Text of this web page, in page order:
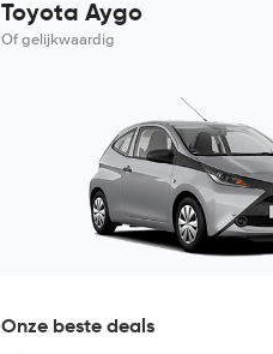
Toyota Aygo
Of gelijkwaardig
Onze beste deals